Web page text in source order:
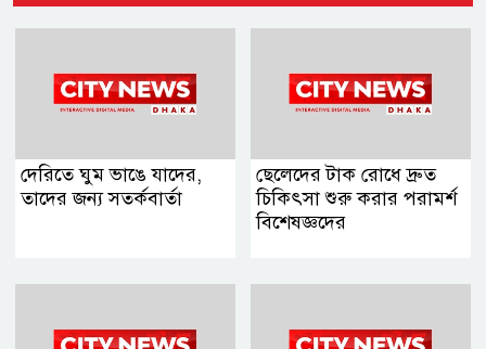
দেরিতে ঘুম ভাঙে যাদের,
তাদের জন্য সতর্কবার্তা
ছেলেদের টাক রোধে দ্রুত
চিকিৎসা শুরু করার পরামর্শ
বিশেষজ্ঞদের